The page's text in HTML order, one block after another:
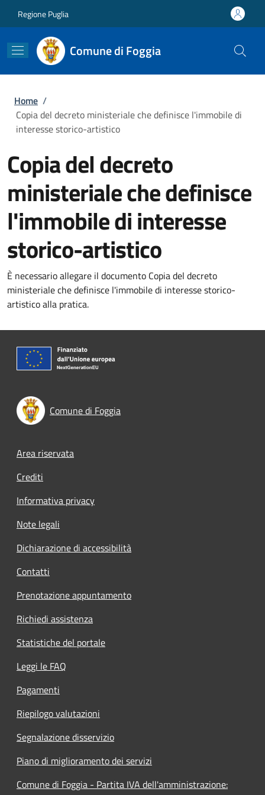
Regione Puglia
Comune di Foggia
Briciole di pane
Home /
Copia del decreto ministeriale che definisce l'immobile di
interesse storico-artistico
Copia del decreto
ministeriale che definisce
l'immobile di interesse
storico-artistico
È necessario allegare il documento Copia del decreto
ministeriale che definisce l'immobile di interesse storico-
artistico alla pratica.
Comune di Foggia
Footer menu
Area riservata
Crediti
Informativa privacy
Note legali
Dichiarazione di accessibilità
Contatti
Prenotazione appuntamento
Richiedi assistenza
Statistiche del portale
Leggi le FAQ
Pagamenti
Riepilogo valutazioni
Segnalazione disservizio
Piano di miglioramento dei servizi
Comune di Foggia - Partita IVA dell'amministrazione: